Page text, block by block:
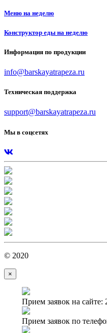
Меню на неделю
Конструктор еды на неделю
Информация по продукции
info@barskayatrapeza.ru
Техническая поддержка
support@barskayatrapeza.ru
Мы в соцсетях
© 2020
×
Прием заявок на сайте:
Прием заявок по